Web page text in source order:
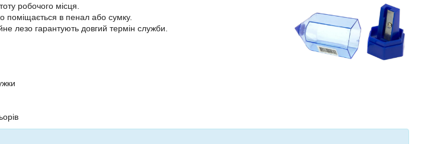
робочого місця.
поміщається в пенал або сумку.
лезо гарантують довгий термін служби.